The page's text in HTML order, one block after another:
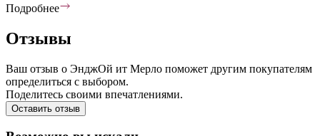
Подробнее
Отзывы
Ваш отзыв о ЭнджОй ит Мерло поможет другим покупателям
определиться с выбором.
Поделитесь своими впечатлениями.
Оставить отзыв